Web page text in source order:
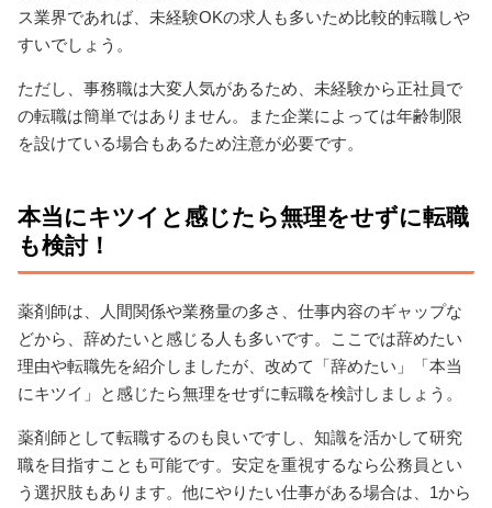
ス業界であれば、未経験OKの求人も多いため比較的転職しや
すいでしょう。
ただし、事務職は大変人気があるため、未経験から正社員で
の転職は簡単ではありません。また企業によっては年齢制限
を設けている場合もあるため注意が必要です。
本当にキツイと感じたら無理をせずに転職
も検討！
薬剤師は、人間関係や業務量の多さ、仕事内容のギャップな
どから、辞めたいと感じる人も多いです。ここでは辞めたい
理由や転職先を紹介しましたが、改めて「辞めたい」「本当
にキツイ」と感じたら無理をせずに転職を検討しましょう。
薬剤師として転職するのも良いですし、知識を活かして研究
職を目指すことも可能です。安定を重視するなら公務員とい
う選択肢もあります。他にやりたい仕事がある場合は、1から